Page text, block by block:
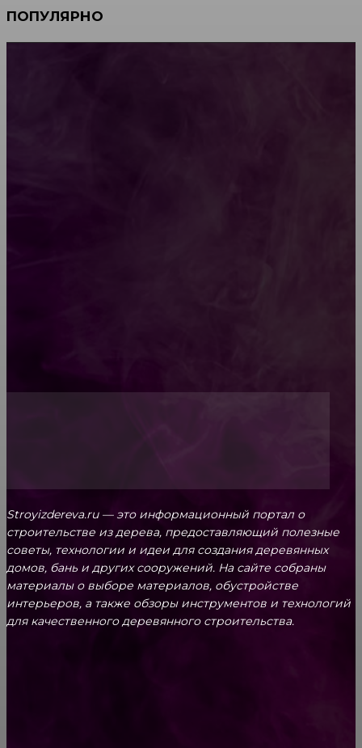
ПОПУЛЯРНО
Stroyizdereva.ru — это информационный портал о
строительстве из дерева, предоставляющий полезные
советы, технологии и идеи для создания деревянных
домов, бань и других сооружений. На сайте собраны
материалы о выборе материалов, обустройстве
интерьеров, а также обзоры инструментов и технологий
для качественного деревянного строительства.